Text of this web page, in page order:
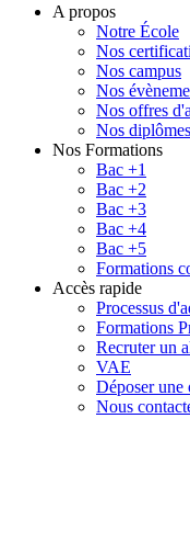
A propos
Notre École
Nos
Nos campus
Nos
Nos offres
Nos diplômes
Nos Formations
Bac +1
Bac +2
Bac +3
Bac +4
Bac +5
Formations
Accès rapide
Processus
Formations
Recruter un
VAE
Déposer une
Nous